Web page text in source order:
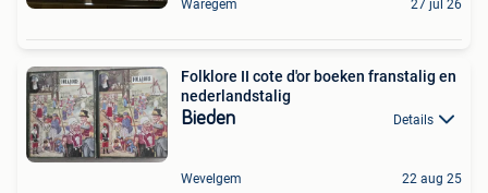
Waregem 27 jul 26
Folklore II cote d'or boeken franstalig en
nederlandstalig
Bieden Details
Wevelgem 22 aug 25